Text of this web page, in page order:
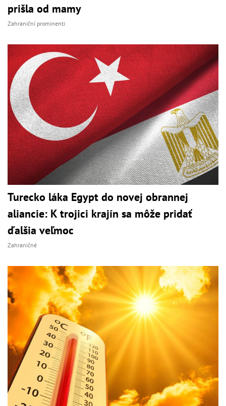
prišla od mamy
Zahraniční prominenti
Turecko láka Egypt do novej obrannej
aliancie: K trojici krajín sa môže pridať
ďalšia veľmoc
Zahraničné